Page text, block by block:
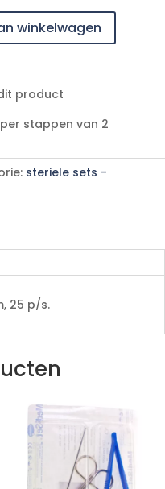
winkelwagen
product
stappen van 2
steriele sets -
25 p/s.